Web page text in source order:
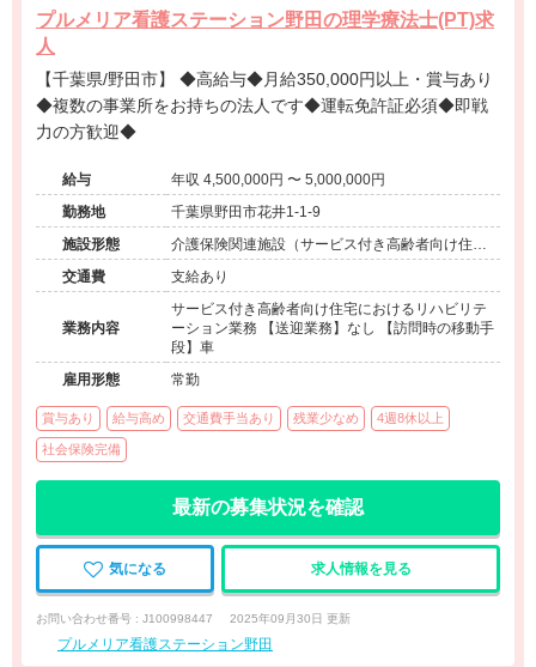
プルメリア看護ステーション野田の理学療法士(PT)求
人
【千葉県/野田市】 ◆高給与◆月給350,000円以上・賞与あり
◆複数の事業所をお持ちの法人です◆運転免許証必須◆即戦
力の方歓迎◆
給与
年収 4,500,000円 〜 5,000,000円
勤務地
千葉県野田市花井1-1-9
施設形態
介護保険関連施設（サービス付き高齢者向け住宅/
訪問看護・リハ）
交通費 支給あり
業務内容
サービス付き高齢者向け住宅におけるリハビリテ
ーション業務 【送迎業務】なし 【訪問時の移動手
段】車
雇用形態
常勤
賞与あり 給与高め 交通費手当あり 残業少なめ 4週8休以上
社会保険完備
最新の募集状況を確認
気になる 求人情報を見る
お問い合わせ番号 : J100998447 2025年09月30日 更新
プルメリア看護ステーション野田